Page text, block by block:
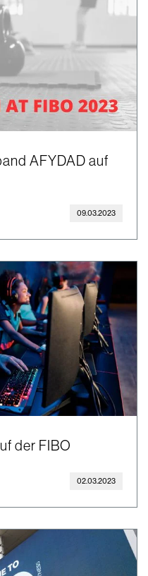
AFYDAD auf
09.03.2023
der FIBO
02.03.2023